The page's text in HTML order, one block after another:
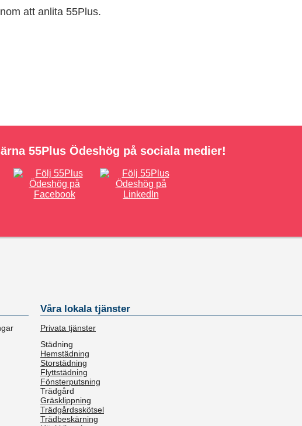
att anlita 55Plus.
55Plus Ödeshög på sociala medier!
Våra lokala tjänster
Privata tjänster
Städning
Hemstädning
Storstädning
Flyttstädning
Fönsterputsning
Trädgård
Gräsklippning
Trädgårdsskötsel
Trädbeskärning